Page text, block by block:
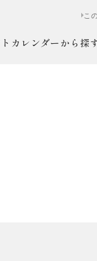
こ
カレンダーから探